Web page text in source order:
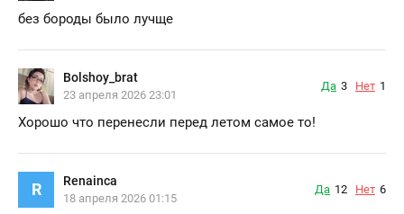
без бороды было лучще
Bolshoy_brat
23 апреля 2026 23:01
Да 3 Нет 1
Хорошо что перенесли перед летом самое то!
R Renainca
18 апреля 2026 01:15
Да 12 Нет 6